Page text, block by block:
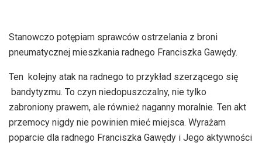
Stanowczo potępiam sprawców ostrzelania z broni
pneumatycznej mieszkania radnego Franciszka Gawędy.
Ten kolejny atak na radnego to przykład szerzącego się
bandytyzmu. To czyn niedopuszczalny, nie tylko
zabroniony prawem, ale również naganny moralnie. Ten akt
przemocy nigdy nie powinien mieć miejsca. Wyrażam
poparcie dla radnego Franciszka Gawędy i Jego aktywności